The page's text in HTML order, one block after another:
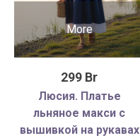
More
299 Br
Люсия. Платье
льняное макси с
вышивкой на рукавах